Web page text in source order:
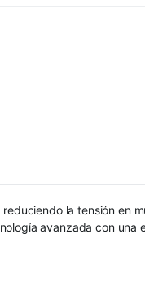
la tensión en
avanzada con una